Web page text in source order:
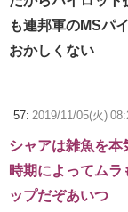
も連邦軍のMSパ
おかしくない
57: 2019/11/05(火)
シャアは雑魚を本
時期によってムラ
ップだぞあいつ